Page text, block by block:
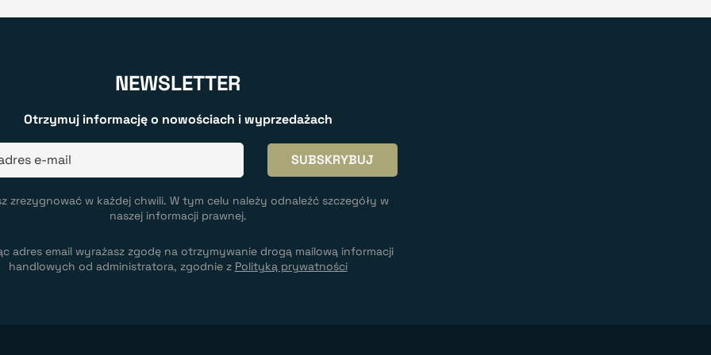
NEWSLETTER
Otrzymuj informację o nowościach i wyprzedażach
zrezygnować w każdej chwili. W tym celu należy odnaleźć szczegóły w
naszej informacji prawnej.
adres email wyrażasz zgodę na otrzymywanie drogą mailową informacji
handlowych od administratora, zgodnie z Polityką prywatności